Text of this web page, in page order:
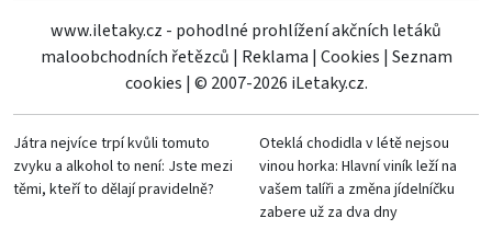
www.iletaky.cz - pohodlné prohlížení akčních letáků
maloobchodních řetězců | Reklama | Cookies | Seznam
cookies | © 2007-2026 iLetaky.cz.
Játra nejvíce trpí kvůli tomuto
zvyku a alkohol to není: Jste mezi
těmi, kteří to dělají pravidelně?
Oteklá chodidla v létě nejsou
vinou horka: Hlavní viník leží na
vašem talíři a změna jídelníčku
zabere už za dva dny